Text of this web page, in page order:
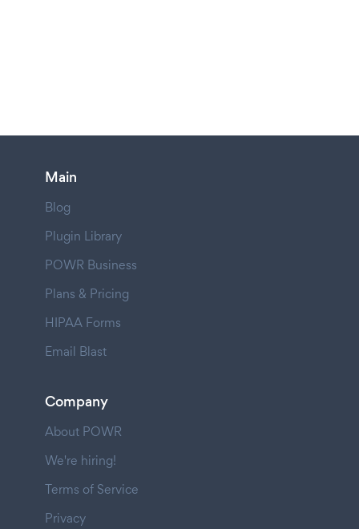
Main
Blog
Plugin Library
POWR Business
Plans & Pricing
HIPAA Forms
Email Blast
Company
About POWR
We're hiring!
Terms of Service
Privacy